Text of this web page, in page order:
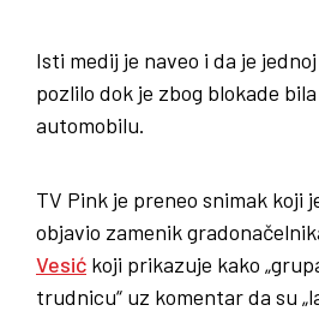
Isti medij je naveo i da je
pozlilo dok je zbog blokade
automobilu.
TV Pink je preneo snimak koji
objavio zamenik
Vesić koji prikazuje kako
trudnicu“ uz komentar da su